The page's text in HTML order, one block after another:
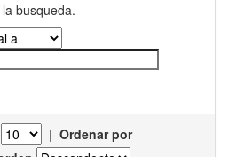
busqueda.
| Ordenar por